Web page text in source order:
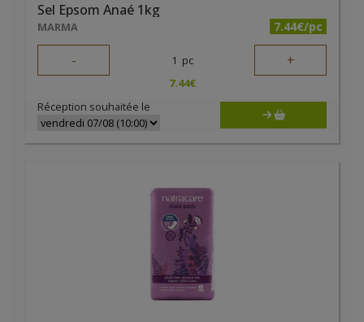
Sel Epsom Anaé 1kg
MARMA 7.44€/pc
- 1 pc +
7.44€
Réception souhaitée le